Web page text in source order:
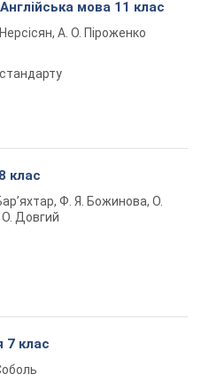
мова 11 клас
А. О. Піроженко
клас
Ф. Я. Божинова, О.
О. Довгий
7 клас